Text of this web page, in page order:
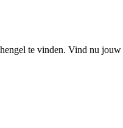
te vinden. Vind nu